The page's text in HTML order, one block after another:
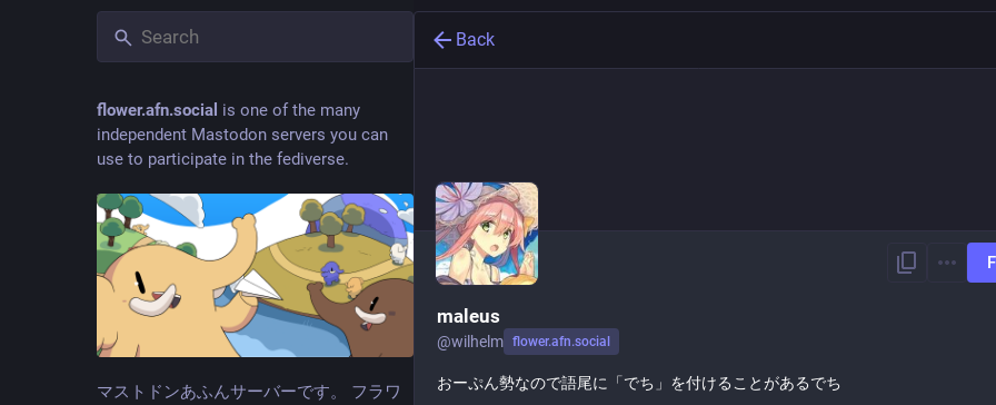
flower.afn.social is one of the many
independent Mastodon servers you can
use to participate in the fediverse.
マストドンあふんサーバーです。 フラワ
Back
maleus
@wilhelm flower.afn.social
おーぷん勢なので語尾に「でち」を付けることがあるでち